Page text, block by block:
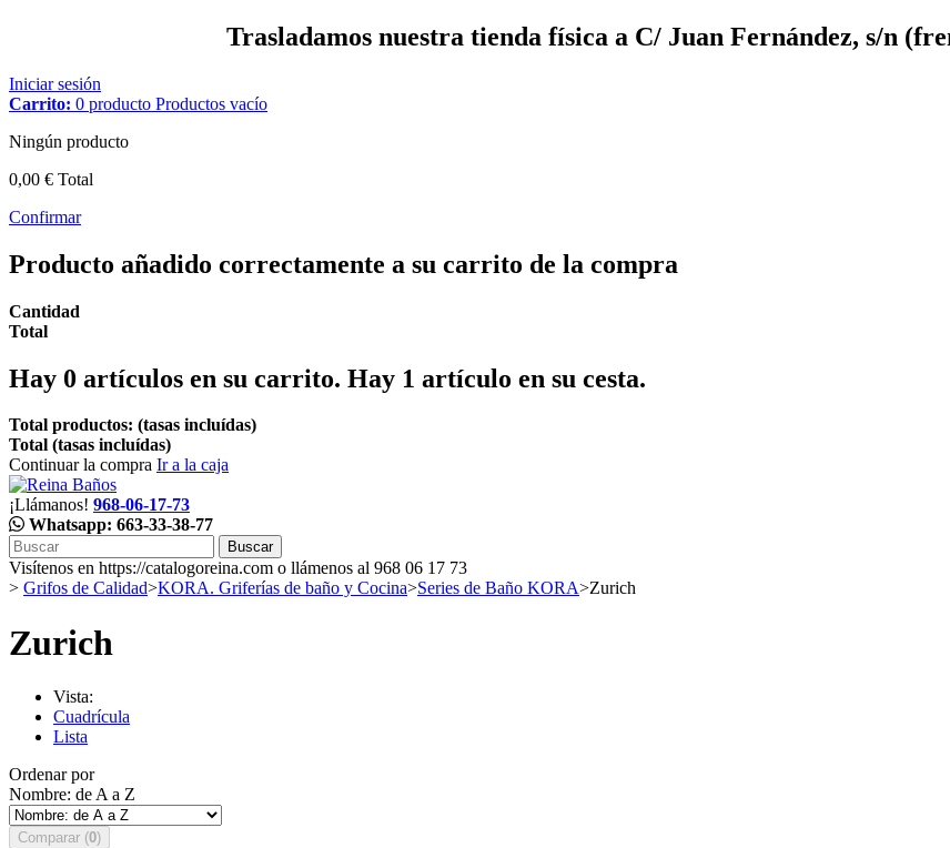
Trasladamos nuestra tienda física a C/ Juan Fernández, s/n
Iniciar sesión
Carrito: 0 producto Productos vacío
Ningún producto
0,00 € Total
Confirmar
Producto añadido correctamente a su carrito de la compra
Cantidad
Total
Hay 0 artículos en su carrito. Hay 1 artículo en su cesta.
Total productos: (tasas incluídas)
Total (tasas incluídas)
Continuar la compra Ir a la caja
¡Llámanos! 968-06-17-73
Whatsapp: 663-33-38-77
Buscar
Visítenos en https://catalogoreina.com o llámenos al 968 06 17 73
> Grifos de Calidad>KORA. Griferías de baño y Cocina>Series de Baño KORA>Zurich
Zurich
Vista:
Cuadrícula
Lista
Ordenar por
Nombre: de A a Z
Comparar (0)